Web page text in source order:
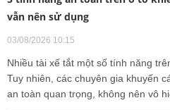
vẫn nên sử dụng
03/08/2026 10:15
Nhiều tài xế tắt một số tính năng
Tuy nhiên, các chuyên gia khuyến
an toàn quan trọng, không nên vô